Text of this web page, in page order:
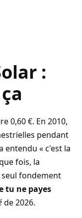
:
0,60 €. En 2010,
pendant
entendu « c'est la
fois, la
fondement
tu ne payes
de 2026.